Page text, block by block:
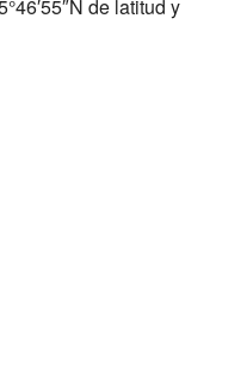
de latitud y